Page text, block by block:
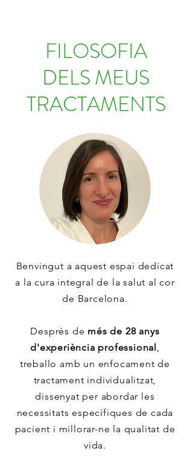
FILOSOFIA
DELS MEUS
TRACTAMENTS
Benvingut a aquest espai dedicat
a la cura integral de la salut al cor
de Barcelona.
Després de més de 28 anys
d'experiència professional,
treballo amb un enfocament de
tractament individualitzat,
dissenyat per abordar les
necessitats específiques de cada
pacient i millorar-ne la qualitat de
vida.